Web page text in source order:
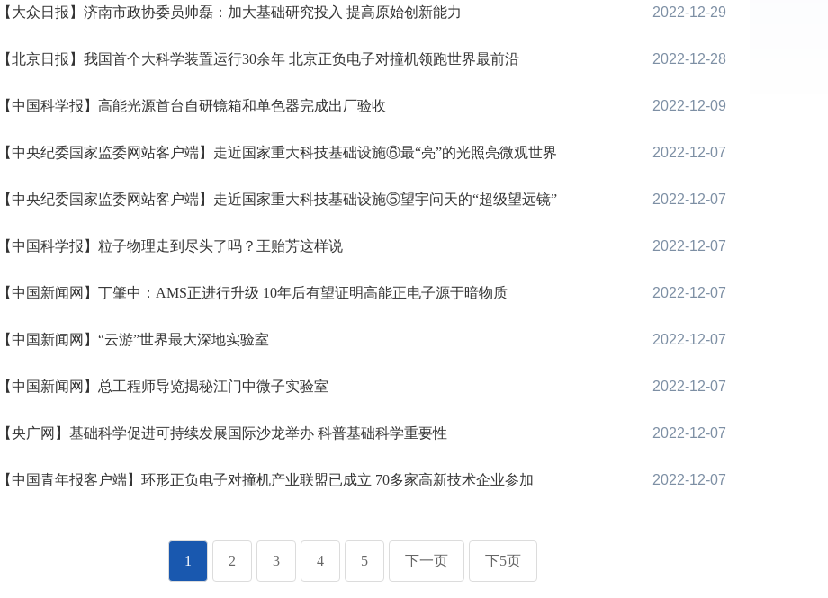
【大众日报】济南市政协委员帅磊：加大基础研究投入 提高原始创新能力 2022-12-29
【北京日报】我国首个大科学装置运行30余年 北京正负电子对撞机领跑世界最前沿 2022-12-28
【中国科学报】高能光源首台自研镜箱和单色器完成出厂验收 2022-12-09
【中央纪委国家监委网站客户端】走近国家重大科技基础设施⑥最“亮”的光照亮微观世界 2022-12-07
【中央纪委国家监委网站客户端】走近国家重大科技基础设施⑤望宇问天的“超级望远镜” 2022-12-07
【中国科学报】粒子物理走到尽头了吗？王贻芳这样说 2022-12-07
【中国新闻网】丁肇中：AMS正进行升级 10年后有望证明高能正电子源于暗物质 2022-12-07
【中国新闻网】“云游”世界最大深地实验室 2022-12-07
【中国新闻网】总工程师导览揭秘江门中微子实验室 2022-12-07
【央广网】基础科学促进可持续发展国际沙龙举办 科普基础科学重要性 2022-12-07
【中国青年报客户端】环形正负电子对撞机产业联盟已成立 70多家高新技术企业参加 2022-12-07
1 2 3 4 5 下一页 下5页